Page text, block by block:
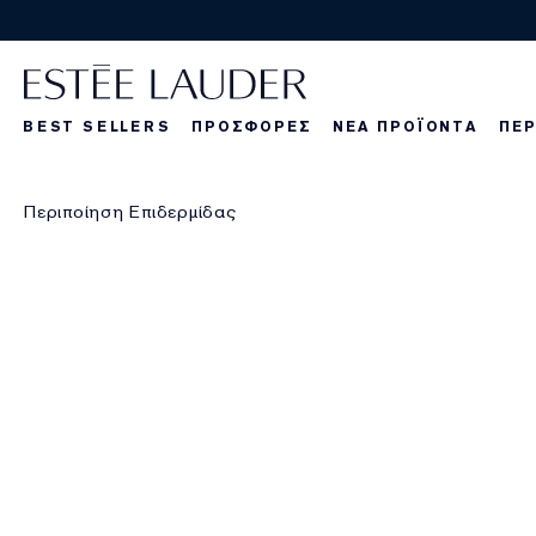
BEST SELLERS ΠΡΟΣΦΟΡΕΣ ΝΕΑ ΠΡΟΪΟΝΤΑ
Περιποίηση Επιδερμίδας